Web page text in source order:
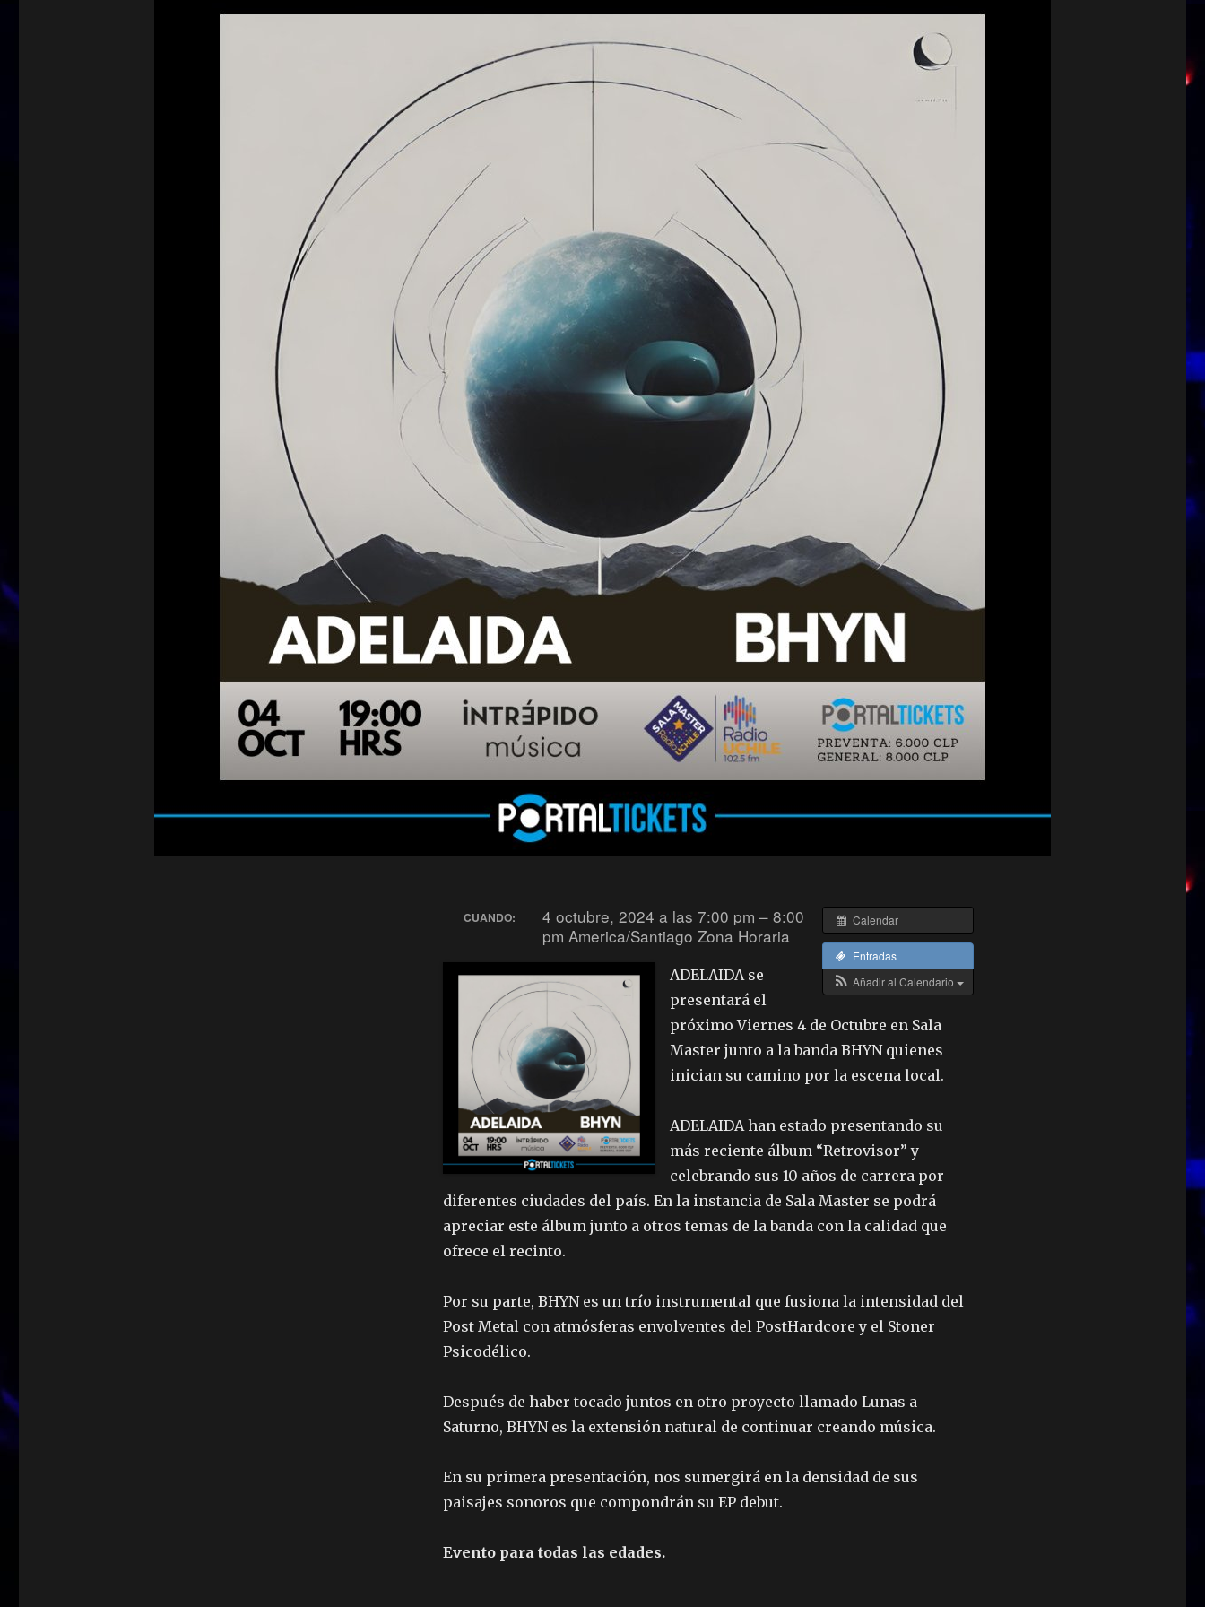
Calendar
Entradas
Añadir al Calendario
CUANDO:
4 octubre, 2024 a las 7:00 pm – 8:00
pmAmerica/Santiago Zona Horaria
ADELAIDA se
presentará el
próximo Viernes 4 de Octubre en Sala
Master junto a la banda BHYN quienes
inician su camino por la escena local.
ADELAIDA han estado presentando su
más reciente álbum “Retrovisor” y
celebrando sus 10 años de carrera por
diferentes ciudades del país. En la instancia de Sala Master se podrá
apreciar este álbum junto a otros temas de la banda con la calidad que
ofrece el recinto.
Por su parte, BHYN es un trío instrumental que fusiona la intensidad del
Post Metal con atmósferas envolventes del PostHardcore y el Stoner
Psicodélico.
Después de haber tocado juntos en otro proyecto llamado Lunas a
Saturno, BHYN es la extensión natural de continuar creando música.
En su primera presentación, nos sumergirá en la densidad de sus
paisajes sonoros que compondrán su EP debut.
Evento para todas las edades.